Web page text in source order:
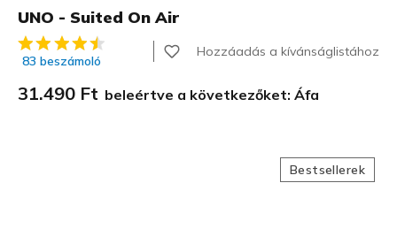
UNO - Suited On Air
4,5 az 5-ből ügyfélértékelés
83 beszámoló
Hozzáadás a kívánságlistához
31.490 Ft beleértve a következőket: Áfa
Bestsellerek